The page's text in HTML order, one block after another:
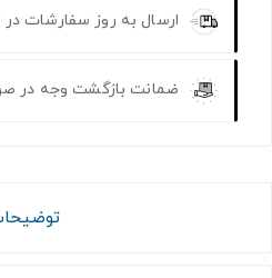
ارسال به روز سفارشات
ضمانت بازگشت وجه در